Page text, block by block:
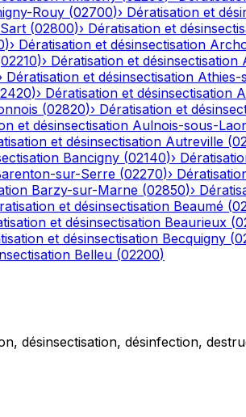
Rouy (02700)› Dératisation et
(02800)› Dératisation et
)› Dératisation et désinsectisation
02210)› Dératisation et désinsectisation
Dératisation et désinsectisation Athies-
)› Dératisation et désinsectisation
(02820)› Dératisation et
et désinsectisation Aulnois-sous-
et désinsectisation Autreville (
Bancigny (02140)›
sur-Serre (02270)›
Barzy-sur-Marne (02850)›
et désinsectisation Beaumé (
et désinsectisation Beaurieux (
et désinsectisation Becquigny (
Belleu (02200)
désinsectisation, désinfection,